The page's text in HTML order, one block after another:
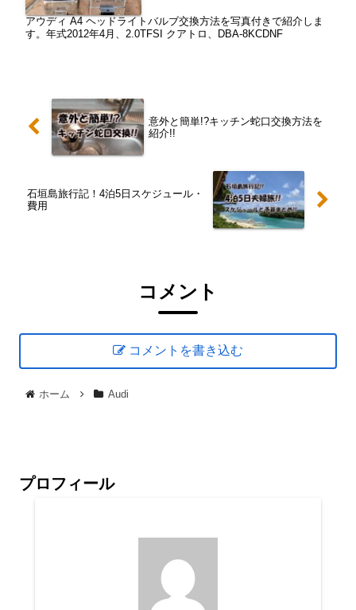
アウディ A4 ヘッドライトバルブ交換方法を写真付きで紹介しま
す。年式2012年4月、2.0TFSI クアトロ、DBA-8KCDNF
意外と簡単!?キッチン蛇口交換方法を
紹介!!
石垣島旅行記！4泊5日スケジュール・
費用
コメント
コメントを書き込む
ホーム Audi
プロフィール